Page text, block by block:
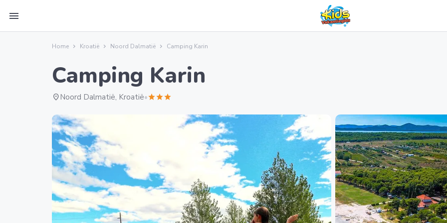
menu
Home Kroatië Noord Dalmatië Camping Karin
Camping Karin
location_onNoord Dalmatië, Kroatië•starstarstar